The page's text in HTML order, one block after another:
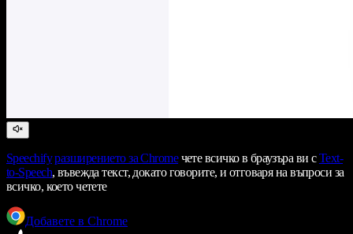
Speechify разширението за Chromeчете всичко в браузъра ви сText-
to-Speech, въвежда текст, докато говорите, и отговаря на въпроси за
всичко, което четете
Добавете в Chrome